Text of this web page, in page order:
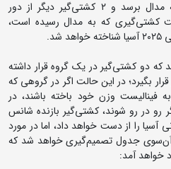
۳- در صورتی‌که یک کشتی‌گیر به مدال برسد و ۲ کشتی‌گیر دیگر از دور
کشتی‌گیری که به مدال رسیده است،
که دو کشتی‌گیر در یک گروه قرار داشته
بگیرد؛ در این حالت اگر در گروهی که
فینالیست وزن خود باخته باشند، در
در رو شوند، کشتی‌گیر بازنده شانس
را از دست خواهد داد، اما در مورد
آن‌سوی جدول تصمیم‌گیری خواهد شد که
خواهد آمد: